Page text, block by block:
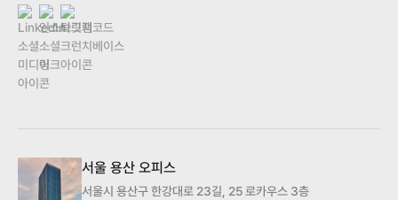
서울 용산 오피스
서울시 용산구 한강대로 23길, 25 로카우스 3층